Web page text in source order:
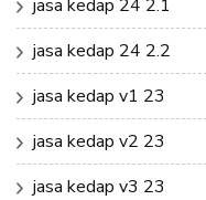
jasa kedap 24 2.1
jasa kedap 24 2.2
jasa kedap v1 23
jasa kedap v2 23
jasa kedap v3 23